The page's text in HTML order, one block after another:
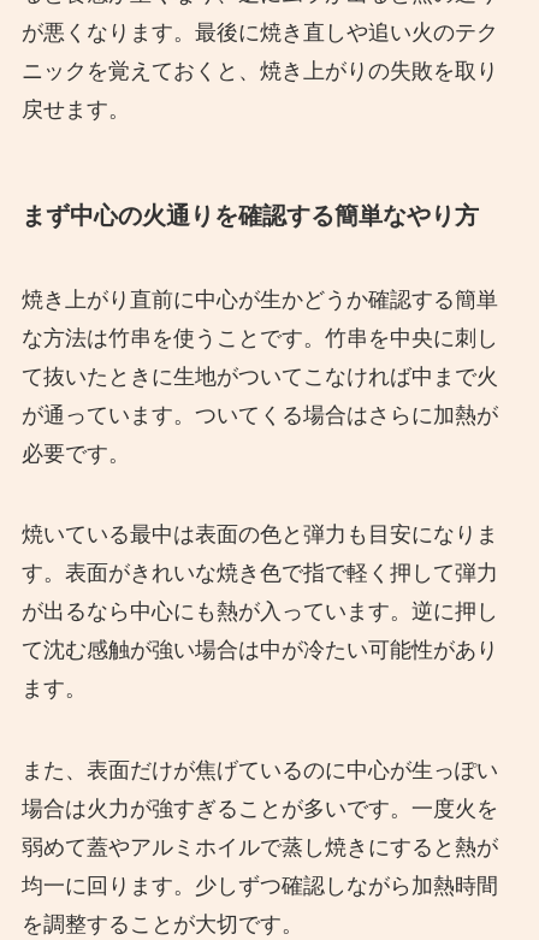
が悪くなります。最後に焼き直しや追い火のテク
ニックを覚えておくと、焼き上がりの失敗を取り
戻せます。
まず中心の火通りを確認する簡単なやり方
焼き上がり直前に中心が生かどうか確認する簡単
な方法は竹串を使うことです。竹串を中央に刺し
て抜いたときに生地がついてこなければ中まで火
が通っています。ついてくる場合はさらに加熱が
必要です。
焼いている最中は表面の色と弾力も目安になりま
す。表面がきれいな焼き色で指で軽く押して弾力
が出るなら中心にも熱が入っています。逆に押し
て沈む感触が強い場合は中が冷たい可能性があり
ます。
また、表面だけが焦げているのに中心が生っぽい
場合は火力が強すぎることが多いです。一度火を
弱めて蓋やアルミホイルで蒸し焼きにすると熱が
均一に回ります。少しずつ確認しながら加熱時間
を調整することが大切です。